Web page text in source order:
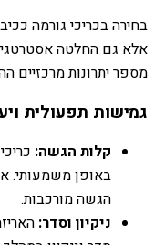
בחירה בכריכי גורמה
אלא גם החלטה
מספר יתרונות מרכזיים
גמישות תפעולית
קלות הגשה:
באופן משמעותי.
הגשה מורכבות.
ניקיון וסדר: